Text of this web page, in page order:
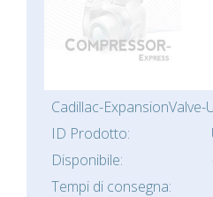
Cadillac-ExpansionValve-
ID Prodotto:
Disponibile:
Tempi di consegna: